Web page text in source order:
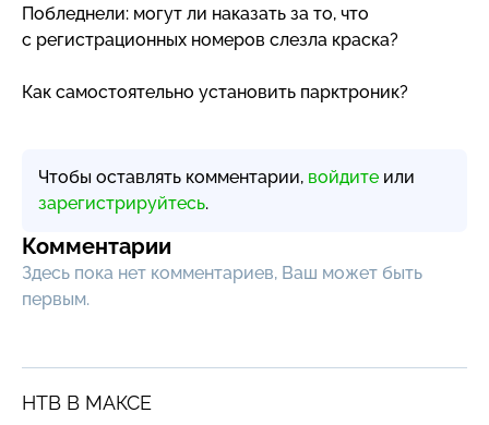
Побледнели: могут ли наказать за то, что
с регистрационных номеров слезла краска?
Как самостоятельно установить парктроник?
Чтобы оставлять комментарии, войдите или
зарегистрируйтесь.
Комментарии
Здесь пока нет комментариев, Ваш может быть
первым.
НТВ В МАКСЕ